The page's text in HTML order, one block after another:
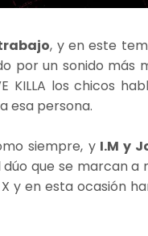
, y en este
por un sonido más
KILLA los chicos
esa persona.
siempre, yI.M y
que se marcan
y en esta ocasión